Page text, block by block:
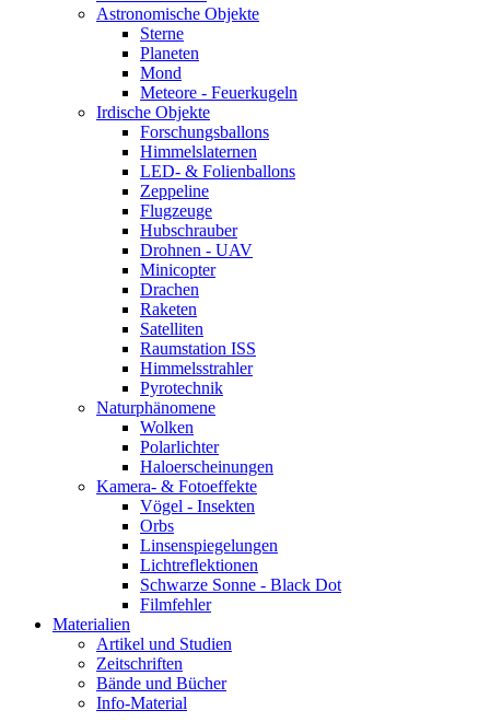
Astronomische Objekte
Sterne
Planeten
Mond
Meteore - Feuerkugeln
Irdische Objekte
Forschungsballons
Himmelslaternen
LED- & Folienballons
Zeppeline
Flugzeuge
Hubschrauber
Drohnen - UAV
Minicopter
Drachen
Raketen
Satelliten
Raumstation ISS
Himmelsstrahler
Pyrotechnik
Naturphänomene
Wolken
Polarlichter
Haloerscheinungen
Kamera- & Fotoeffekte
Vögel - Insekten
Orbs
Linsenspiegelungen
Lichtreflektionen
Schwarze Sonne - Black Dot
Filmfehler
Materialien
Artikel und Studien
Zeitschriften
Bände und Bücher
Info-Material